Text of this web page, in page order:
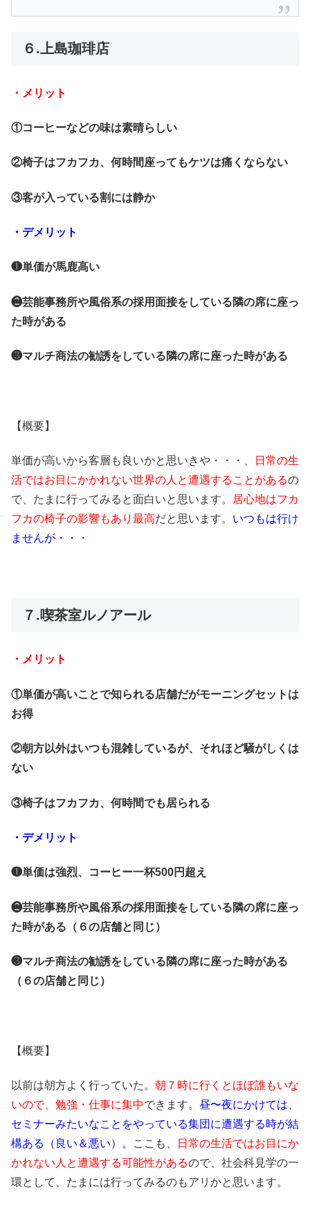
６.上島珈琲店
・メリット
①コーヒーなどの味は素晴らしい
②椅子はフカフカ、何時間座ってもケツは痛くならない
③客が入っている割には静か
・デメリット
❶単価が馬鹿高い
❷芸能事務所や風俗系の採用面接をしている隣の席に座っ
た時がある
❸マルチ商法の勧誘をしている隣の席に座った時がある
【概要】
単価が高いから客層も良いかと思いきや・・・、
日常の生
活ではお目にかかれない世界の人と遭遇することがあるの
で、たまに行ってみると面白いと思います。
居心地はフカ
フカの椅子の影響もあり最高だと思います。 いつもは行け
ませんが・・・
７.喫茶室ルノアール
・メリット
①単価が高いことで知られる店舗だがモーニングセットは
お得
②朝方以外はいつも混雑しているが、それほど騒がしくは
ない
③椅子はフカフカ、何時間でも居られる
・デメリット
❶単価は強烈、コーヒー一杯500円超え
❷芸能事務所や風俗系の採用面接をしている隣の席に座っ
た時がある（６の店舗と同じ）
❸マルチ商法の勧誘をしている隣の席に座った時がある
（６の店舗と同じ）
【概要】
以前は朝方よく行っていた。 朝７時に行くとほぼ誰もいな
いので、勉強・仕事に集中できます。 昼〜夜にかけては、
セミナーみたいなことをやっている集団に遭遇する時が結
構ある（良い＆悪い）。
ここも、
日常の生活ではお目にか
かれない人と遭遇する可能性があるので、社会科見学の一
環として、たまには行ってみるのもアリかと思います。